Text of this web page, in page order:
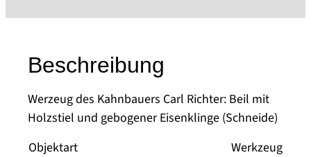
Beschreibung
Werzeug des Kahnbauers Carl Richter: Beil mit
Holzstiel und gebogener Eisenklinge (Schneide)
Objektart
Werkzeug